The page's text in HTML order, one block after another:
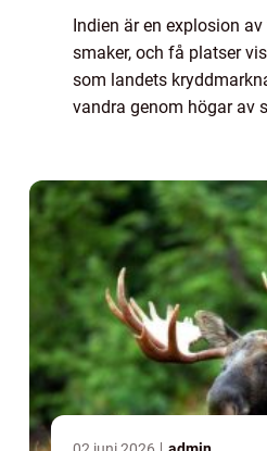
Indien är en explosion
smaker, och få platser
som landets
vandra genom högar av